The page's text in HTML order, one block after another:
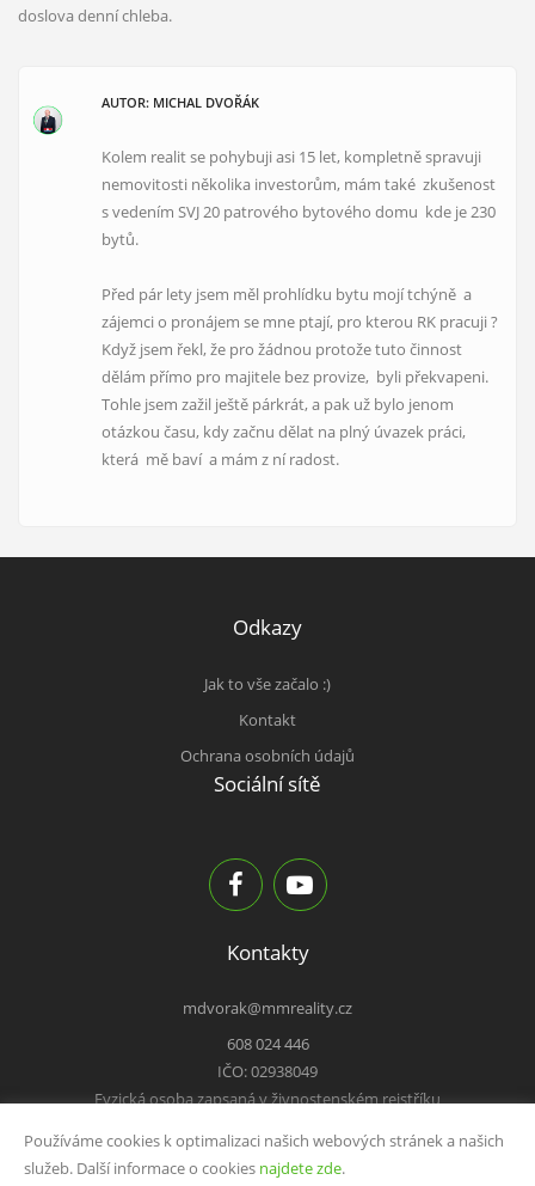
doslova denní chleba.
AUTOR: MICHAL DVOŘÁK
Kolem realit se pohybuji asi 15 let, kompletně spravuji
nemovitosti několika investorům, mám také zkušenost
s vedením SVJ 20 patrového bytového domu kde je 230
bytů.
Před pár lety jsem měl prohlídku bytu mojí tchýně a
zájemci o pronájem se mne ptají, pro kterou RK pracuji ?
Když jsem řekl, že pro žádnou protože tuto činnost
dělám přímo pro majitele bez provize, byli překvapeni.
Tohle jsem zažil ještě párkrát, a pak už bylo jenom
otázkou času, kdy začnu dělat na plný úvazek práci,
která mě baví a mám z ní radost.
Odkazy
Jak to vše začalo :)
Kontakt
Ochrana osobních údajů
Sociální sítě
Kontakty
mdvorak@mmreality.cz
608 024 446
IČO: 02938049
Fyzická osoba zapsaná v živnostenském rejstříku
Používáme cookies k optimalizaci našich webových stránek a našich
služeb. Další informace o cookies najdete zde.